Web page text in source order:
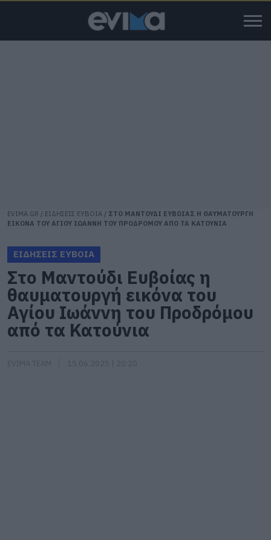
EVIMA.GR / ΕΙΔΗΣΕΙΣ ΕΥΒΟΙΑ / ΣΤΟ ΜΑΝΤΟΥΔΙ ΕΥΒΟΙΑΣ Η ΘΑΥΜΑΤΟΥΡΓΗ
ΕΙΚΟΝΑ ΤΟΥ ΑΓΙΟΥ ΙΩΑΝΝΗ ΤΟΥ ΠΡΟΔΡΟΜΟΥ ΑΠΟ ΤΑ ΚΑΤΟΥΝΙΑ
ΕΙΔΗΣΕΙΣ ΕΥΒΟΙΑ
Στο Μαντούδι Ευβοίας η
θαυματουργή εικόνα του
Αγίου Ιωάννη του Προδρόμου
από τα Κατούνια